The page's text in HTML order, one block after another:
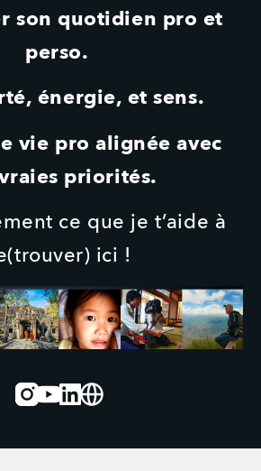
son quotidien pro et
perso.
énergie, et sens.
vie pro alignée avec
priorités.
ce que je t’aide à
ici !
Instagram
Youtube
Linked_in
Website